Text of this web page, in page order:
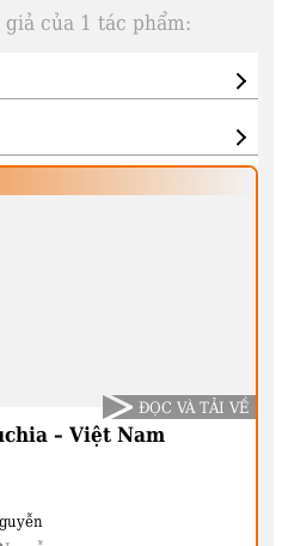
giả của 1 tác phẩm:
– Việt Nam
ĐỌC VÀ TẢI VỀ